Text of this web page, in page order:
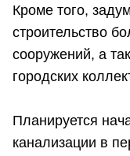
Кроме того,
строительство
сооружений, а
городских
Планируется
канализации в